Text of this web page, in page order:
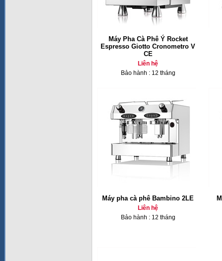
Máy Pha Cà Phê Ý Rocket
Espresso Giotto Cronometro V
CE
Liên hệ
Bảo hành : 12 tháng
Máy pha cà phê Bambino 2LE
Liên hệ
Bảo hành : 12 tháng